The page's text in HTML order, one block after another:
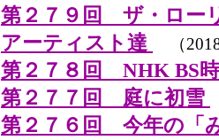
第２７９回 ザ・ロー
アーティスト達
（
第２７８回 NHK BS
第２７７回 庭に初雪
第２７６回 今年の「